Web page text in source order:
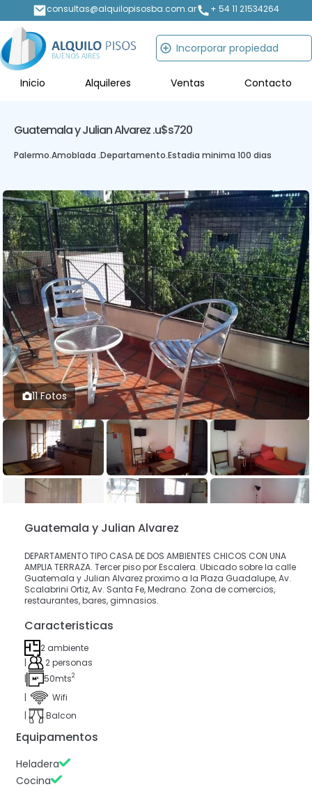
consultas@alquilopisosba.com.ar + 54 11 21534264
Incorporar propiedad
Inicio Alquileres Ventas Contacto
Guatemala y Julian Alvarez .u$s720
Palermo.Amoblada .Departamento.Estadia minima 100 dias
11 Fotos
Guatemala y Julian Alvarez
DEPARTAMENTO TIPO CASA DE DOS AMBIENTES CHICOS CON UNA
AMPLIA TERRAZA. Tercer piso por Escalera. Ubicado sobre la calle
Guatemala y Julian Alvarez proximo a la Plaza Guadalupe, Av.
Scalabrini Ortiz, Av. Santa Fe, Medrano. Zona de comercios,
restaurantes, bares, gimnasios.
Caracteristicas
2 ambiente
|
2 personas
|
50mts2
|
Wifi
|
Balcon
Equipamentos
Heladera
Cocina